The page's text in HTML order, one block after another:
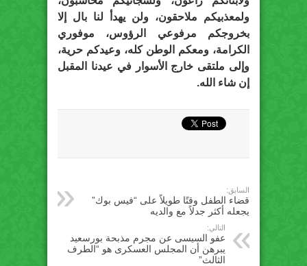
ولمعذبيكم ملاحقون، ولن يهدأ لنا بال إلا
بخروجكم مرفوعي الرؤوس، موفوري
الكرامة، ومعكم الوطن كله، وعيدكم حرية،
وإلى ملتقى خارج الأسوار في عيدنا المقبل
إن شاء الله.
السابق:
قضاء الطفل وقتًا طويلاً على “فيس بوك”
يجعله أكثر جدلاً مع والديه
التالي:
عفو السيسى عن مجرم مذبحة بورسعيد
يبرهن أن المجلس العسكرى هو “الطرف
الثالث”